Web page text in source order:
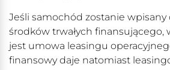
Jeśli samochód zostanie wpisany
środków trwałych finansującego,
jest umowa leasingu
finansowy daje natomiast